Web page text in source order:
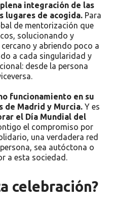
integración de las
lugares de acogida. Para
de mentorización que
solucionando y
y abriendo poco a
a cada singularidad y
desde la persona
funcionamiento en su
de Madrid y Murcia. Y es
el Día Mundial del
el compromiso por
una verdadera red
sea autóctona o
a esta sociedad.
celebración?